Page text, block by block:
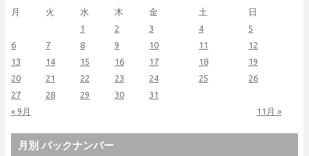
月
火 水 木 金 土 日
« 9月 11月 »
1 2 3 4
5
6
7 8 9 10 11
12
13
14 15 16 17 18
19
20
21 22 23 24 25
26
27
28 29 30 31
月別 バックナンバー